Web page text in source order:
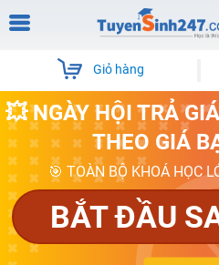
Giỏ hàng
💥 NGÀY HỘI TRẢ
THEO GIÁ
🎯 TOÀN BỘ KHOÁ HỌC
BẮT ĐẦU